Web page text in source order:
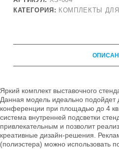
КАТЕГОРИЯ: КОМПЛЕКТЫ
Яркий комплект выставочного
Данная модель идеально подойдет
конференции при площадью до 4
система внутренней подсветки
привлекательным и позволит
креативные дизайн-решения.
(полиэстера) можно использовать